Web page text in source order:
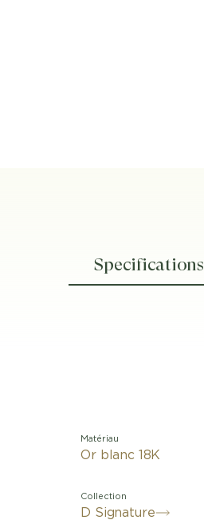
Specifications
Matériau
Or blanc 18K
Collection
D Signature